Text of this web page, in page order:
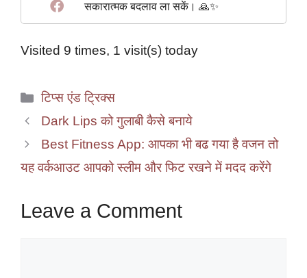
सकारात्मक बदलाव ला सकें। 🙏✨
Visited 9 times, 1 visit(s) today
Categories
टिप्स एंड ट्रिक्स
Dark Lips को गुलाबी कैसे बनाये
Best Fitness App: आपका भी बढ गया है वजन तो
यह वर्कआउट आपको स्लीम और फिट रखने में मदद करेंगे
Leave a Comment